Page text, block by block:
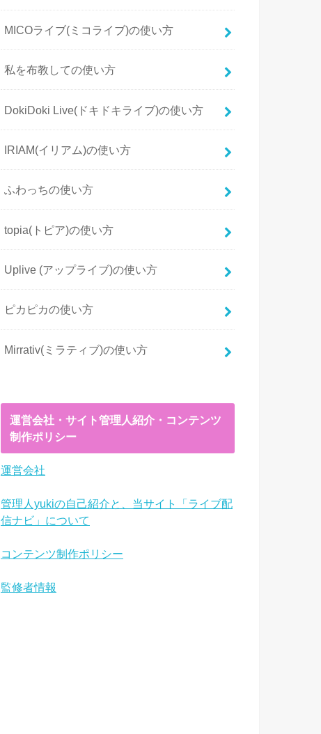
MICOライブ(ミコライブ)の使い方
私を布教しての使い方
DokiDoki Live(ドキドキライブ)の使い方
IRIAM(イリアム)の使い方
ふわっちの使い方
topia(トピア)の使い方
Uplive (アップライブ)の使い方
ピカピカの使い方
Mirrativ(ミラティブ)の使い方
運営会社・サイト管理人紹介・コンテンツ
制作ポリシー
運営会社
管理人yukiの自己紹介と、当サイト「ライブ配
信ナビ」について
コンテンツ制作ポリシー
監修者情報